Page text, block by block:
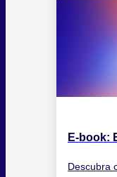
E-book:
Descubra